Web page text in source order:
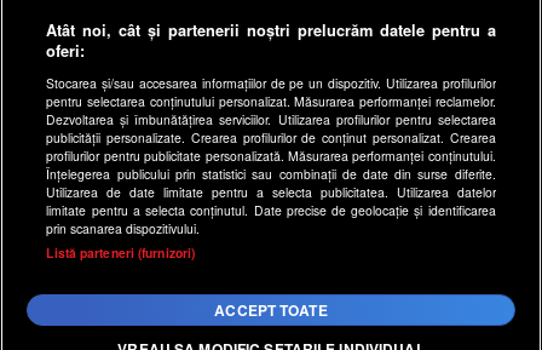
spynews.ro
useit.ro
retetefeldefel.ro
zutv.ro
Trends AntenaPLAY
AntenaPLAY
Acest site este creat si administrat de Digital Antena Group.
Atât noi, cât și partenerii noștri prelucrăm datele pentru a
oferi:
Stocarea și/sau accesarea informațiilor de pe un dispozitiv. Utilizarea profilurilor
pentru selectarea conținutului personalizat. Măsurarea performanței reclamelor.
Dezvoltarea și îmbunătățirea serviciilor. Utilizarea profilurilor pentru selectarea
publicității personalizate. Crearea profilurilor de conținut personalizat. Crearea
profilurilor pentru publicitate personalizată. Măsurarea performanței conținutului.
Înțelegerea publicului prin statistici sau combinații de date din surse diferite.
Utilizarea de date limitate pentru a selecta publicitatea. Utilizarea datelor
limitate pentru a selecta conținutul. Date precise de geolocație și identificarea
prin scanarea dispozitivului.
Listă parteneri (furnizori)
ACCEPT TOATE